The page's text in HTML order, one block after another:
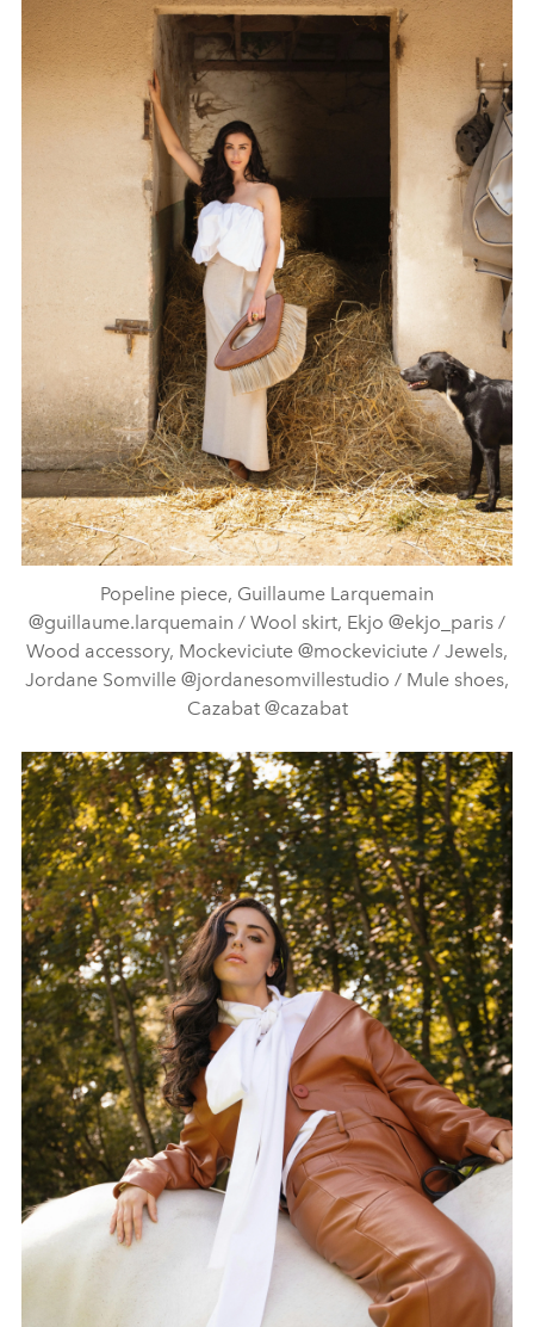
Popeline piece, Guillaume Larquemain
@guillaume.larquemain / Wool skirt, Ekjo @ekjo_paris /
Wood accessory, Mockeviciute @mockeviciute / Jewels,
Jordane Somville @jordanesomvillestudio / Mule shoes,
Cazabat @cazabat